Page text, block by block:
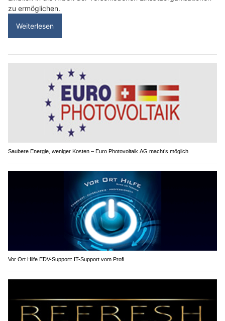
zu ermöglichen.
Weiterlesen
Saubere Energie, weniger Kosten – Euro Photovoltaik AG macht’s möglich
Vor Ort Hilfe EDV-Support: IT-Support vom Profi